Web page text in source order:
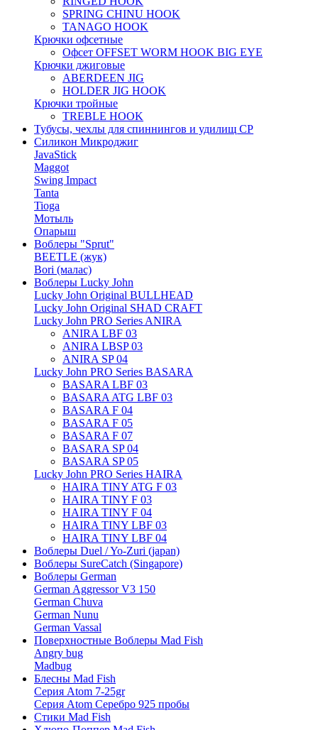
SPRING CHINU HOOK
TANAGO HOOK
Крючки офсетные
Офсет OFFSET WORM HOOK BIG EYE
Крючки джиговые
ABERDEEN JIG
HOLDER JIG HOOK
Крючки тройные
TREBLE HOOK
Тубусы, чехлы для спиннингов и удилищ СР
Силикон Микроджиг
JavaStick
Maggot
Swing Impact
Tanta
Tioga
Мотыль
Опарыш
Воблеры "Sprut"
BEETLE (жук)
Bori (малас)
Воблеры Lucky John
Lucky John Original BULLHEAD
Lucky John Original SHAD CRAFT
Lucky John PRO Series ANIRA
ANIRA LBF 03
ANIRA LBSP 03
ANIRA SP 04
Lucky John PRO Series BASARA
BASARA LBF 03
BASARA ATG LBF 03
BASARA F 04
BASARA F 05
BASARA F 07
BASARA SP 04
BASARA SP 05
Lucky John PRO Series HAIRA
HAIRA TINY ATG F 03
HAIRA TINY F 03
HAIRA TINY F 04
HAIRA TINY LBF 03
HAIRA TINY LBF 04
Воблеры Duel / Yo-Zuri (japan)
Воблеры SureCatch (Singapore)
Воблеры German
German Aggressor V3 150
German Chuva
German Nunu
German Vassal
Поверхностные Воблеры Mad Fish
Angry bug
Madbug
Блесны Mad Fish
Серия Atom 7-25gr
Серия Atom Серебро 925 пробы
Стики Mad Fish